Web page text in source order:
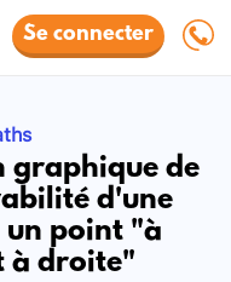
Se connecter
de
d'une
point "à
à droite"